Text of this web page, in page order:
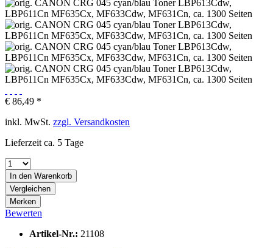
€ 86,49 *
inkl. MwSt. zzgl. Versandkosten
Lieferzeit ca. 5 Tage
In den Warenkorb
Vergleichen
Merken
Bewerten
Artikel-Nr.: 21108